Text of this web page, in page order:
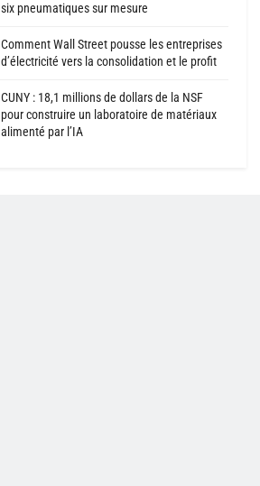
six pneumatiques sur mesure
Comment Wall Street pousse les entreprises
d’électricité vers la consolidation et le profit
CUNY : 18,1 millions de dollars de la NSF
pour construire un laboratoire de matériaux
alimenté par l’IA